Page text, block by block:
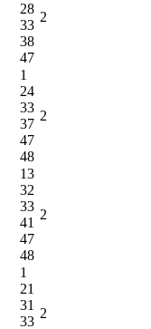
28
33
38
47
2
1
24
33
37
47
48
2
13
32
33
41
47
48
2
1
21
31
33
2